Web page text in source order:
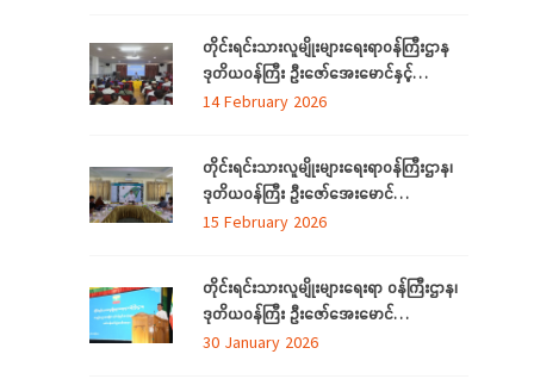
တိုင်းရင်းသားလူမျိုးများရေးရာဝန်ကြီးဌာန
ဒုတိယဝန်ကြီး ဦးဇော်အေးမောင်နှင့်
ရန်ကုန်တိုင်းဒေသကြီးအတွင်းရှိ ရခိုင်စာပေ
လူမှုရေးအသင်းအဖွဲ့များနှင့်တွေ့ဆုံ
14 February 2026
တိုင်းရင်းသားလူမျိုးများရေးရာဝန်ကြီးဌာန၊
ဒုတိယဝန်ကြီး ဦးဇော်အေးမောင်
ရန်ကုန်တိုင်းဒေသကြီးအတွင်းရှိ
သည့် သက်တိုင်းရင်းသားလူမျိုးများနှင့်
တွေ့ဆုံ၊ (၃၉)ကြိမ်မြောက် ဂုဏဝိသိဌပူဇာ
မင်္ဂလာပွဲအခမ်းအနား အောင်မြင်စွာကျင်းပ
နိုင်ရေး လုပ်ငန်းညှိနှိုင်းအစည်းအဝေးသို့
15 February 2026
တိုင်းရင်းသားလူမျိုးများရေးရာ ဝန်ကြီးဌာန၊
ဒုတိယဝန်ကြီး ဦးဇော်အေးမောင်
တိုင်းရင်းသားလူမျိုးများရေးရာဝန်ကြီးဌာန Al
30 January 2026